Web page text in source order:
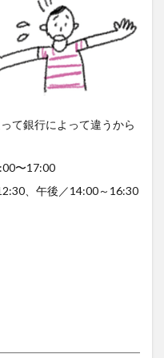
て銀行によって違うから
〜17:00
、午後／14:00～16:30